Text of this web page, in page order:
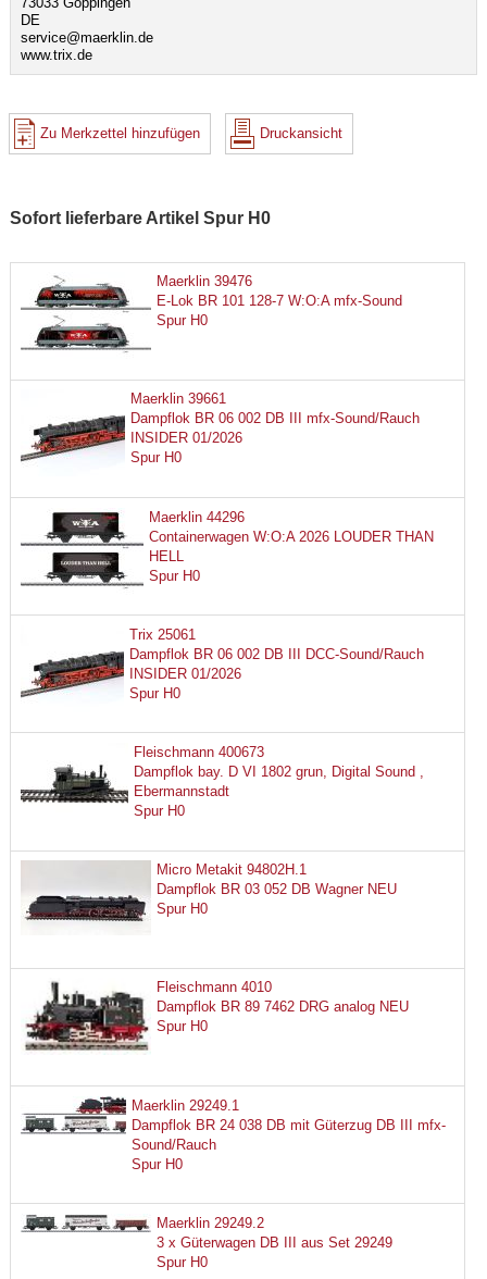
DE
service@maerklin.de
www.trix.de
Zu Merkzettel hinzufügen Druckansicht
Sofort lieferbare Artikel Spur H0
Maerklin 39476
E-Lok BR 101 128-7 W:O:A mfx-Sound
Spur H0
Maerklin 39661
Dampflok BR 06 002 DB III mfx-Sound/Rauch
INSIDER 01/2026
Spur H0
Maerklin 44296
Containerwagen W:O:A 2026 LOUDER THAN
HELL
Spur H0
Trix 25061
Dampflok BR 06 002 DB III DCC-Sound/Rauch
INSIDER 01/2026
Spur H0
Fleischmann 400673
Dampflok bay. D VI 1802 grun, Digital Sound ,
Ebermannstadt
Spur H0
Micro Metakit 94802H.1
Dampflok BR 03 052 DB Wagner NEU
Spur H0
Fleischmann 4010
Dampflok BR 89 7462 DRG analog NEU
Spur H0
Maerklin 29249.1
Dampflok BR 24 038 DB mit Güterzug DB III mfx-
Sound/Rauch
Spur H0
Maerklin 29249.2
3 x Güterwagen DB III aus Set 29249
Spur H0